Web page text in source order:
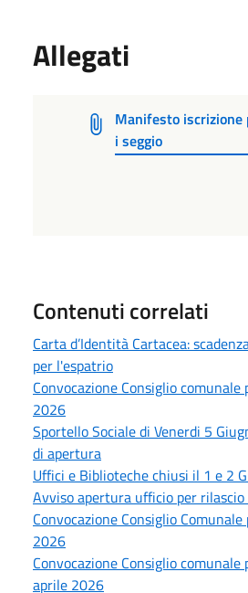
Allegati
Manifesto
i seggio
Contenuti correlati
Carta d’Identità Cartacea:
per l'espatrio
Convocazione Consiglio
2026
Sportello Sociale di Venerdi 5
di apertura
Uffici e Biblioteche chiusi il 1 e 2
Avviso apertura ufficio per rilascio
Convocazione Consiglio
2026
Convocazione Consiglio
aprile 2026